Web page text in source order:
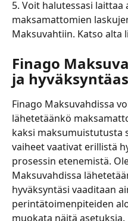
5. Voit halutessasi
maksamattomien
Maksuvahtiin. Katso alta
Finago
ja
Finago Maksuvahdissa
lähetetäänkö
kaksi maksumuistutusta
vaiheet vaativat erillistä
prosessin etenemistä.
Maksuvahdissa
hyväksyntäsi vaaditaan
perintätoimenpiteiden
muokata näitä asetuksia.